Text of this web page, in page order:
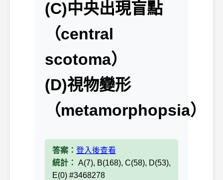
(C)中央出現盲點
（central
scotoma）
(D)視物變形
（metamorphopsia）
答案： 登入後查看
統計： A(7), B(168), C(58), D(53),
E(0) #3468278